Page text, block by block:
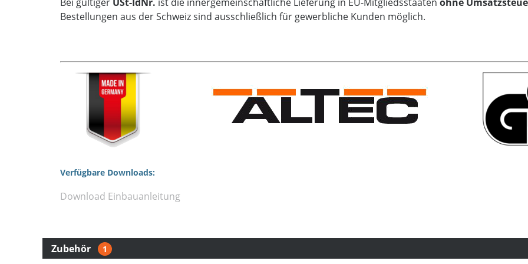
Bestellungen aus der Schweiz sind ausschließlich für gewerbliche Kunden möglich.
Verfügbare Downloads:
Download Einbauanleitung
Zubehör 1